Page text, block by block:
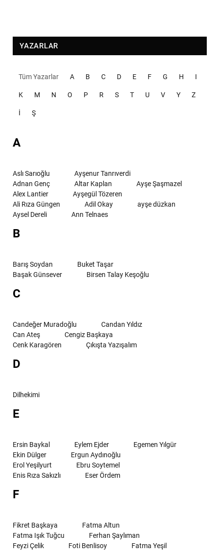
YAZARLAR
Tüm Yazarlar A B C D E F G H I
K M N O P R S T U V Y Z
İ Ş
A
Aslı Sarıoğlu
Ayşenur Tanrıverdi
Adnan Genç
Altar Kaplan
Ayşe Şaşmazel
Alex Lantier
Ayşegül Tözeren
Ali Rıza Güngen
Adil Okay
ayşe düzkan
Aysel Dereli
Ann Telnaes
B
Barış Soydan
Buket Taşar
Başak Günsever
Birsen Talay Keşoğlu
C
Candeğer Muradoğlu
Candan Yıldız
Can Ateş
Cengiz Başkaya
Cenk Karagören
Çıkışta Yazışalım
D
Dilhekimi
E
Ersin Baykal Eylem Ejder
Egemen Yılgür
Ekin Dülger
Ergun Aydınoğlu
Erol Yeşilyurt
Ebru Soytemel
Enis Rıza Sakızlı
Eser Ördem
F
Fikret Başkaya
Fatma Altun
Fatma Işık Tuğcu
Ferhan Şaylıman
Feyzi Çelik
Foti Benlisoy Fatma Yeşil